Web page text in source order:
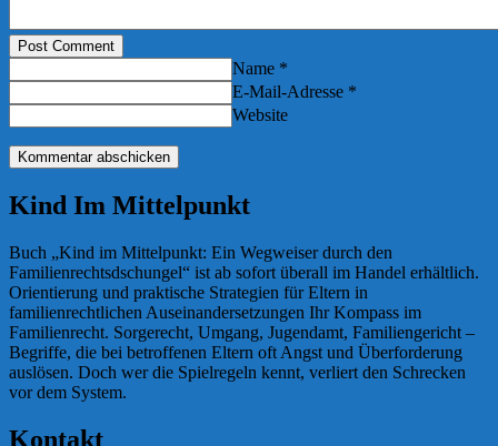
Post Comment
Name *
E-Mail-Adresse *
Website
Kind Im Mittelpunkt
Buch „Kind im Mittelpunkt: Ein Wegweiser durch den
Familienrechtsdschungel“ ist ab sofort überall im Handel erhältlich.
Orientierung und praktische Strategien für Eltern in
familienrechtlichen Auseinandersetzungen Ihr Kompass im
Familienrecht. Sorgerecht, Umgang, Jugendamt, Familiengericht –
Begriffe, die bei betroffenen Eltern oft Angst und Überforderung
auslösen. Doch wer die Spielregeln kennt, verliert den Schrecken
vor dem System.
Kontakt